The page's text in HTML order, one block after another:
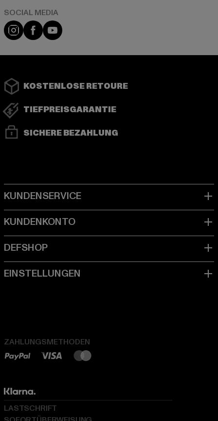
Instagram
FacebookYouTube
KOSTENLOSE RETOURE
TIEFPREISGARANTIE
SICHERE BEZAHLUNG
ZAHLUNGSMETHODEN
LASTSCHRIFT